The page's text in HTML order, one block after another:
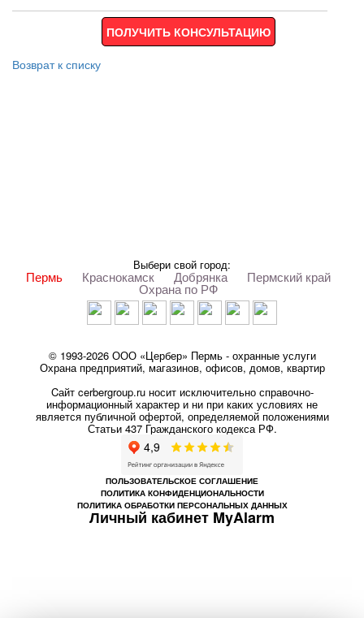
ПОЛУЧИТЬ КОНСУЛЬТАЦИЮ
Возврат к списку
Выбери свой город:
Пермь Краснокамск Добрянка Пермский край
Охрана по РФ
© 1993-2026 ООО «Цербер» Пермь - охранные услуги
Охрана предприятий, магазинов, офисов, домов, квартир
Cайт cerbergroup.ru носит исключительно справочно-
информационный характер и ни при каких условиях не
является публичной офертой, определяемой положениями
Статьи 437 Гражданского кодекса РФ.
ПОЛЬЗОВАТЕЛЬСКОЕ СОГЛАШЕНИЕ
ПОЛИТИКА КОНФИДЕНЦИОНАЛЬНОСТИ
ПОЛИТИКА ОБРАБОТКИ ПЕРСОНАЛЬНЫХ ДАННЫХ
Личный кабинет MyAlarm